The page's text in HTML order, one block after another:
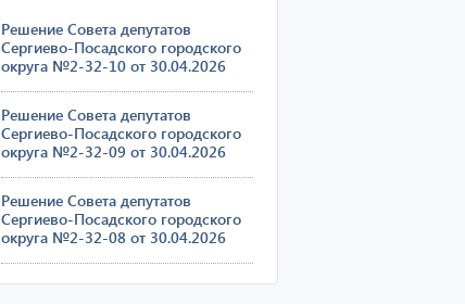
Решение Совета депутатов
Сергиево-Посадского городского
округа №2-32-10 от 30.04.2026
Решение Совета депутатов
Сергиево-Посадского городского
округа №2-32-09 от 30.04.2026
Решение Совета депутатов
Сергиево-Посадского городского
округа №2-32-08 от 30.04.2026